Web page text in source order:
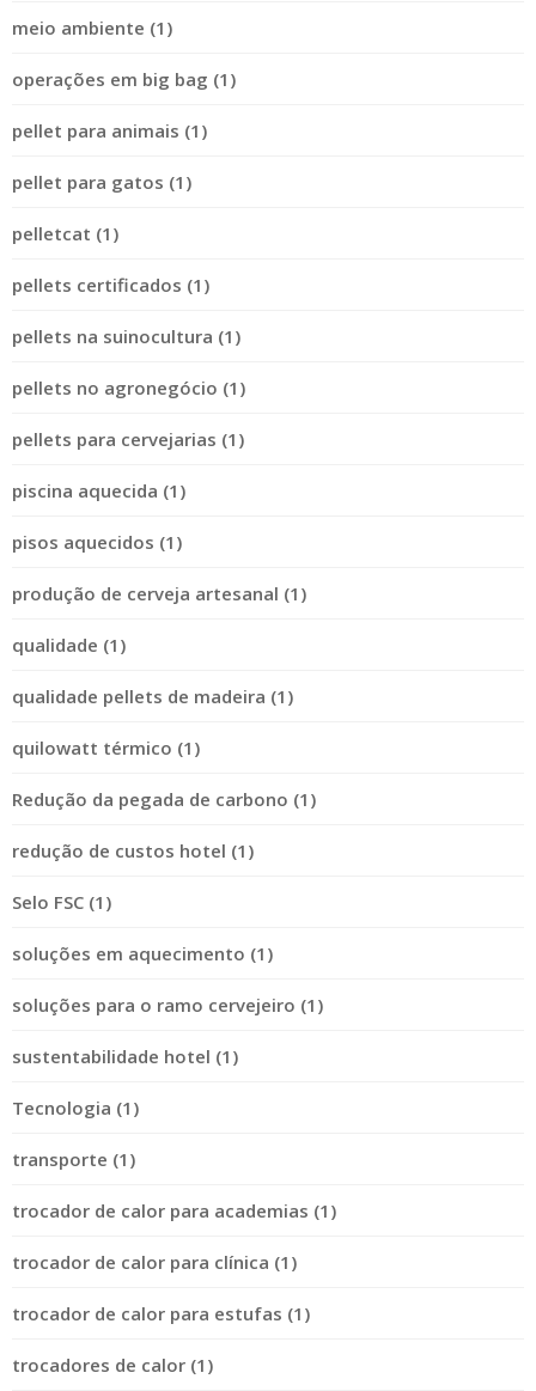
meio ambiente (1)
operações em big bag (1)
pellet para animais (1)
pellet para gatos (1)
pelletcat (1)
pellets certificados (1)
pellets na suinocultura (1)
pellets no agronegócio (1)
pellets para cervejarias (1)
piscina aquecida (1)
pisos aquecidos (1)
produção de cerveja artesanal (1)
qualidade (1)
qualidade pellets de madeira (1)
quilowatt térmico (1)
Redução da pegada de carbono (1)
redução de custos hotel (1)
Selo FSC (1)
soluções em aquecimento (1)
soluções para o ramo cervejeiro (1)
sustentabilidade hotel (1)
Tecnologia (1)
transporte (1)
trocador de calor para academias (1)
trocador de calor para clínica (1)
trocador de calor para estufas (1)
trocadores de calor (1)